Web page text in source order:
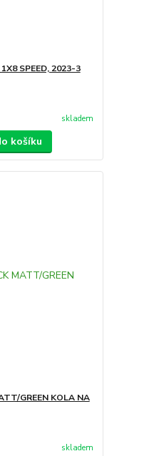
SPEED, 2023-3
skladem
košíku
GREEN KOLA NA
skladem